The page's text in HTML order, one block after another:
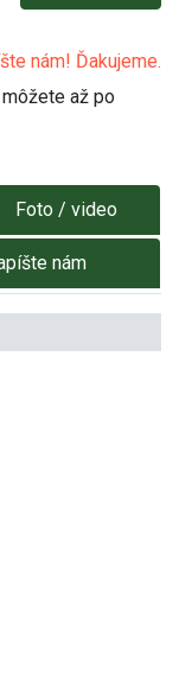
nám! Ďakujeme.
až po
Foto / video
nám